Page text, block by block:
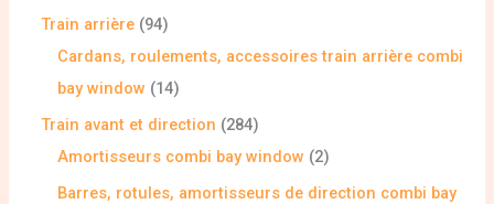
Train arrière 94
Cardans, roulements, accessoires train arrière combi
bay window
14
Train avant et direction
284
Amortisseurs combi bay window
2
Barres, rotules, amortisseurs de direction combi bay